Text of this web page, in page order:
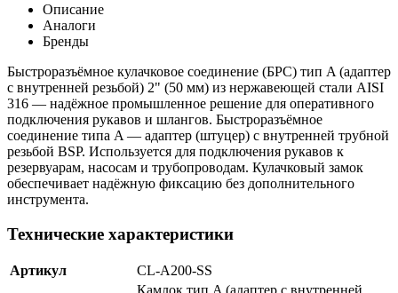
Описание
Аналоги
Бренды
Быстроразъёмное кулачковое соединение (БРС) тип A (адаптер
с внутренней резьбой) 2" (50 мм) из нержавеющей стали AISI
316 — надёжное промышленное решение для оперативного
подключения рукавов и шлангов. Быстроразъёмное
соединение типа A — адаптер (штуцер) с внутренней трубной
резьбой BSP. Используется для подключения рукавов к
резервуарам, насосам и трубопроводам. Кулачковый замок
обеспечивает надёжную фиксацию без дополнительного
инструмента.
Технические характеристики
Артикул
CL-A200-SS